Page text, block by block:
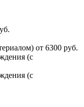
от 6300 руб.
(с
(с